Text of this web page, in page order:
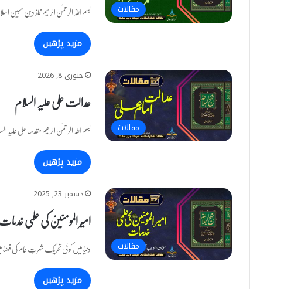
مقالات بسم اللّٰہ الرحمٰن الرحیم نماز دین
مزید پڑھیں
مقالات
جنوری 8, 2026
عدالت علی علیہ السلام
بسم اللہ الرحمٰن الرحیم مقدمہ علی
مزید پڑھیں
مقالات
دسمبر 23, 2025
امیر المومنینؑ کی علمی
دنیا میں کوئی تحریک شہرتِ عام کی
مزید پڑھیں